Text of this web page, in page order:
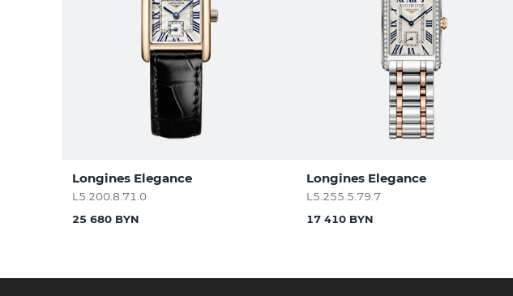
Longines Elegance
L5.200.8.71.0
25 680 BYN
Longines Elegance
L5.255.5.79.7
17 410 BYN